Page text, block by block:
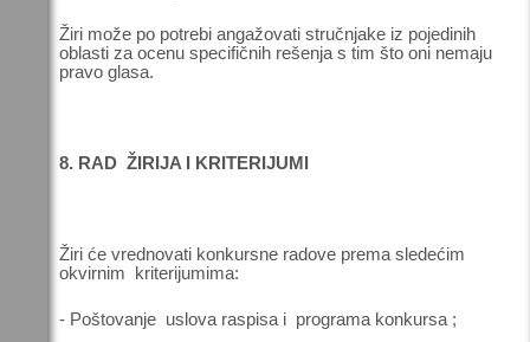
Žiri može po potrebi angažovati stručnjake iz pojedinih
oblasti za ocenu specifičnih rešenja s tim što oni nemaju
pravo glasa.
8. RAD ŽIRIJA I KRITERIJUMI
Žiri će vrednovati konkursne radove prema sledećim
okvirnim kriterijumima:
- Poštovanje uslova raspisa i programa konkursa ;